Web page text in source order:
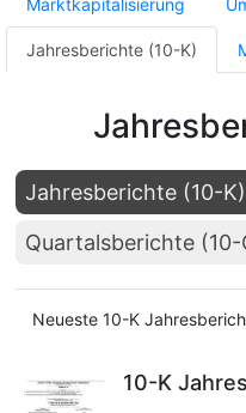
Marktkapitalisierung
Jahresberichte (10-K)
Jahresberichte (10-K)
Quartalsberichte (10-
Neueste 10-K
10-K